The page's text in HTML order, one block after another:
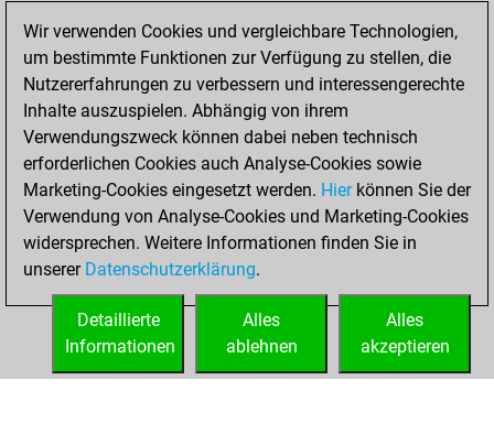
You played 400
blitz games
Play
+144 =10 -246 in
blitz
Donnerstag,
Februar 5, 2026
You created
your Play account
Wir verwenden Cookies und vergleichbare Technologien,
um bestimmte Funktionen zur Verfügung zu stellen, die
Nutzererfahrungen zu verbessern und interessengerechte
Inhalte auszuspielen. Abhängig von ihrem
Verwendungszweck können dabei neben technisch
erforderlichen Cookies auch Analyse-Cookies sowie
Marketing-Cookies eingesetzt werden. Hierkönnen Sie der
Verwendung von Analyse-Cookies und Marketing-Cookies
widersprechen. Weitere Informationen finden Sie in
unserer Datenschutzerklärung.
Alles
akzeptieren
Alles
ablehnen
Detaillierte
Informationen